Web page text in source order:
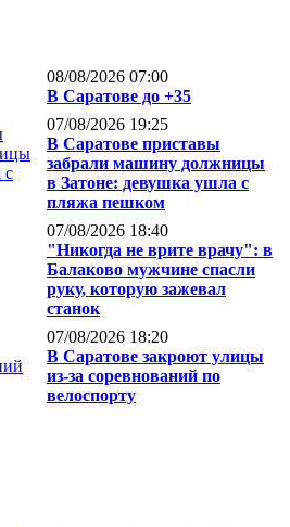
08/08/2026 07:00
В Саратове до +35
07/08/2026 19:25
В Саратове приставы
забрали машину должницы
в Затоне: девушка ушла с
пляжа пешком
07/08/2026 18:40
"Никогда не врите врачу": в
Балаково мужчине спасли
руку, которую зажевал
станок
07/08/2026 18:20
В Саратове закроют улицы
из-за соревнований по
велоспорту